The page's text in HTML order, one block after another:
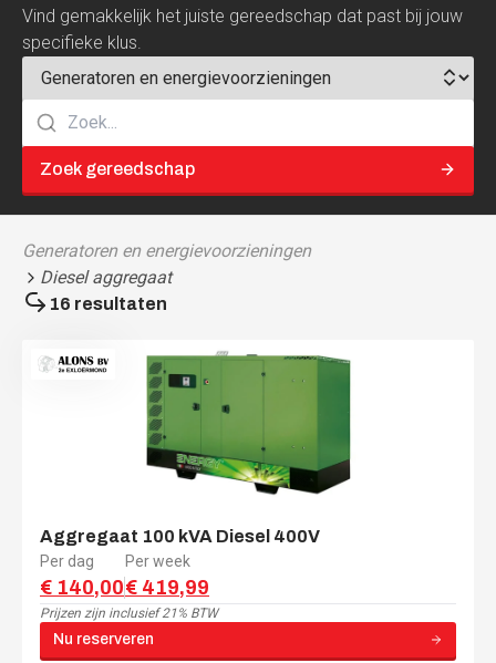
Vind gemakkelijk het juiste gereedschap dat past bij jouw
specifieke klus.
Zoek gereedschap
Generatoren en energievoorzieningen
Diesel aggregaat
Aggregaat 100 kVA Diesel 400V
Per dag
€ 140,00
Per week
€ 419,99
Prijzen zijn inclusief 21% BTW
Nu reserveren